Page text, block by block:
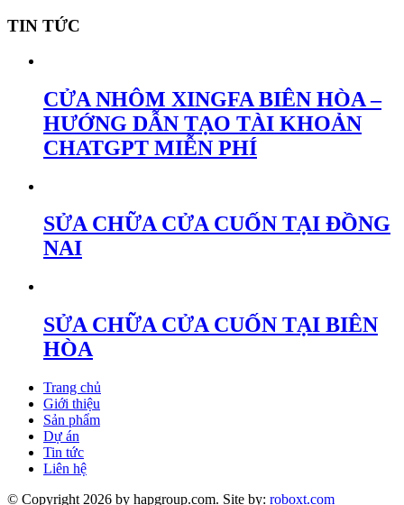
TIN TỨC
CỬA NHÔM XINGFA BIÊN HÒA –
HƯỚNG DẪN TẠO TÀI KHOẢN
CHATGPT MIỄN PHÍ
SỬA CHỮA CỬA CUỐN TẠI ĐỒNG
NAI
SỬA CHỮA CỬA CUỐN TẠI BIÊN
HÒA
Trang chủ
Giới thiệu
Sản phẩm
Dự án
Tin tức
Liên hệ
© Copyright 2026 by hapgroup.com. Site by: roboxt.com